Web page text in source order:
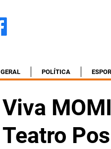
GERAL POLÍTICA
Viva
Teatro